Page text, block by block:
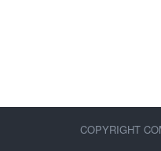
COPYRIGHT